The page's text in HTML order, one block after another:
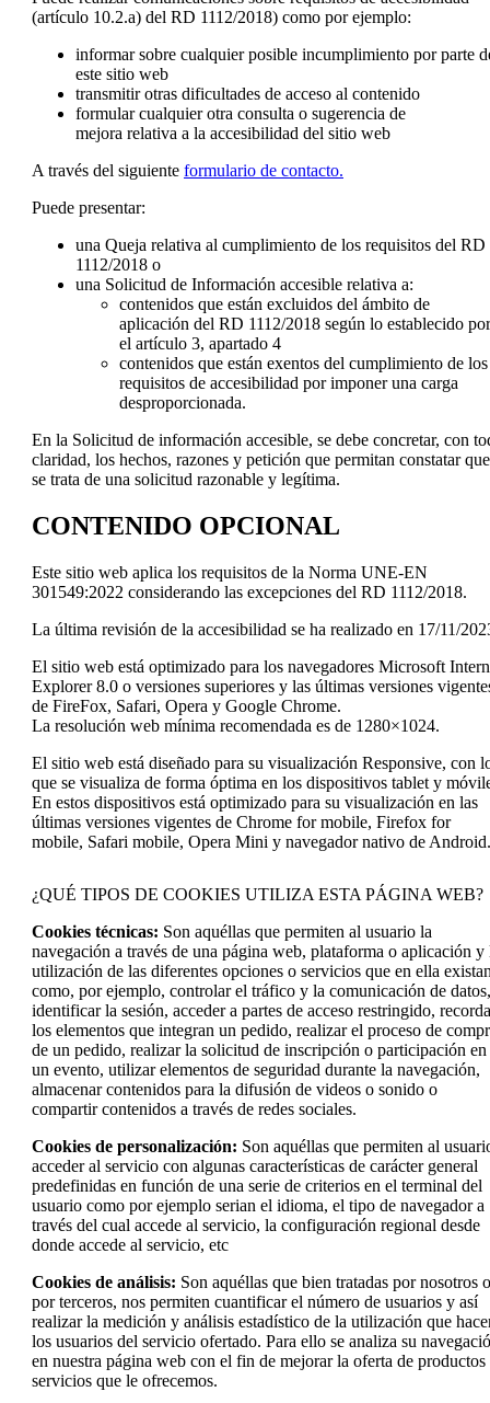
(artículo 10.2.a) del RD 1112/2018) como por ejemplo:
informar sobre cualquier posible incumplimiento por parte
este sitio web
transmitir otras dificultades de acceso al contenido
formular cualquier otra consulta o sugerencia de
mejora relativa a la accesibilidad del sitio web
A través del siguiente formulario de contacto.
Puede presentar:
una Queja relativa al cumplimiento de los requisitos del RD
1112/2018 o
una Solicitud de Información accesible relativa a:
contenidos que están excluidos del ámbito de
aplicación del RD 1112/2018 según lo establecido por
el artículo 3, apartado 4
contenidos que están exentos del cumplimiento de los
requisitos de accesibilidad por imponer una carga
desproporcionada.
En la Solicitud de información accesible, se debe concretar, con
claridad, los hechos, razones y petición que permitan constatar que
se trata de una solicitud razonable y legítima.
CONTENIDO OPCIONAL
Este sitio web aplica los requisitos de la Norma UNE-EN
301549:2022 considerando las excepciones del RD 1112/2018.
La última revisión de la accesibilidad se ha realizado en 17/11/
El sitio web está optimizado para los navegadores Microsoft
Explorer 8.0 o versiones superiores y las últimas versiones
de FireFox, Safari, Opera y Google Chrome.
La resolución web mínima recomendada es de 1280×1024.
El sitio web está diseñado para su visualización Responsive, con
que se visualiza de forma óptima en los dispositivos tablet y
En estos dispositivos está optimizado para su visualización en las
últimas versiones vigentes de Chrome for mobile, Firefox for
mobile, Safari mobile, Opera Mini y navegador nativo de Android.
¿QUÉ TIPOS DE COOKIES UTILIZA ESTA PÁGINA WEB?
Cookies técnicas: Son aquéllas que permiten al usuario la
navegación a través de una página web, plataforma o aplicación y
utilización de las diferentes opciones o servicios que en ella
como, por ejemplo, controlar el tráfico y la comunicación de datos,
identificar la sesión, acceder a partes de acceso restringido,
los elementos que integran un pedido, realizar el proceso de
de un pedido, realizar la solicitud de inscripción o participación en
un evento, utilizar elementos de seguridad durante la navegación,
almacenar contenidos para la difusión de videos o sonido o
compartir contenidos a través de redes sociales.
Cookies de personalización: Son aquéllas que permiten al
acceder al servicio con algunas características de carácter general
predefinidas en función de una serie de criterios en el terminal del
usuario como por ejemplo serian el idioma, el tipo de navegador a
través del cual accede al servicio, la configuración regional desde
donde accede al servicio, etc
Cookies de análisis: Son aquéllas que bien tratadas por nosotros o
por terceros, nos permiten cuantificar el número de usuarios y así
realizar la medición y análisis estadístico de la utilización que
los usuarios del servicio ofertado. Para ello se analiza su
en nuestra página web con el fin de mejorar la oferta de productos
servicios que le ofrecemos.